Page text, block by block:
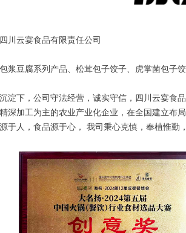
四川云宴食品有限责任公司
包浆豆腐系列产品、松茸包子饺子、虎掌菌包子
淀下，公司守法经营，诚实守信，四川云宴食
深加工为主的农业产业化企业，在全国建立布
于人，食品源于心， 我司秉心克慎，奉植惟勤